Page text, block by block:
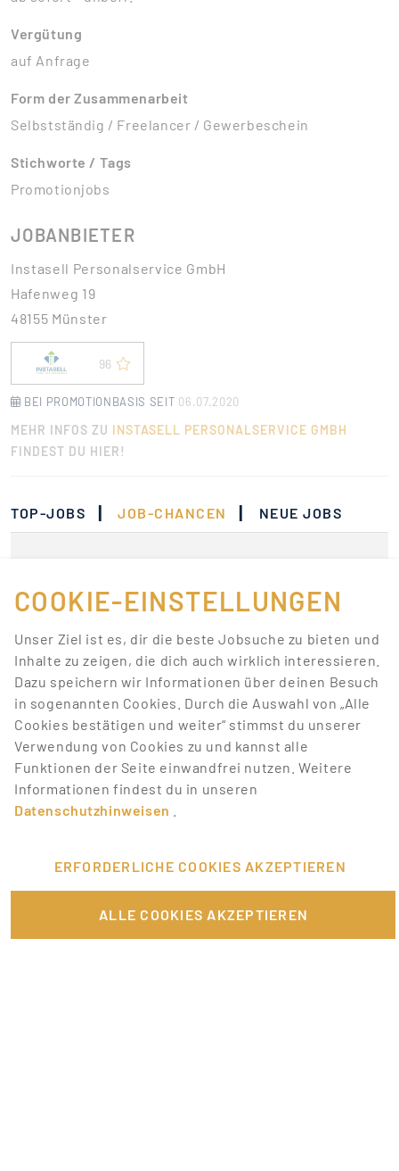
Vergütung
auf Anfrage
Form der Zusammenarbeit
Selbstständig / Freelancer / Gewerbeschein
Stichworte / Tags
Promotionjobs
JOBANBIETER
Instasell Personalservice GmbH
Hafenweg 19
48155 Münster
96
BEI PROMOTIONBASIS SEIT 06.07.2020
MEHR INFOS ZU INSTASELL PERSONALSERVICE GMBH
FINDEST DU HIER!
TOP-JOBS | JOB-CHANCEN | NEUE JOBS
Jobs, die deinen
Suchkriterien
entsprechen.
Lass dich über neue Job-Chancen zu deiner Suche
mit Job-Alerts automatisch informieren!
JOB-ALERT ERSTELLEN
COOKIE-EINSTELLUNGEN
Unser Ziel ist es, dir die beste Jobsuche zu bieten und
Inhalte zu zeigen, die dich auch wirklich interessieren.
Dazu speichern wir Informationen über deinen Besuch
in sogenannten Cookies. Durch die Auswahl von „Alle
Cookies bestätigen und weiter“ stimmst du unserer
Verwendung von Cookies zu und kannst alle
Funktionen der Seite einwandfrei nutzen. Weitere
Informationen findest du in unseren
Datenschutzhinweisen
ERFORDERLICHE COOKIES AKZEPTIEREN
ALLE COOKIES AKZEPTIEREN